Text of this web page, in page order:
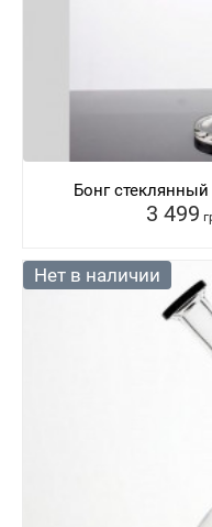
Бонг
3 499
Нет в наличии